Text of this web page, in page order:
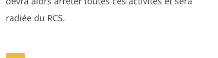
radiée du RCS.